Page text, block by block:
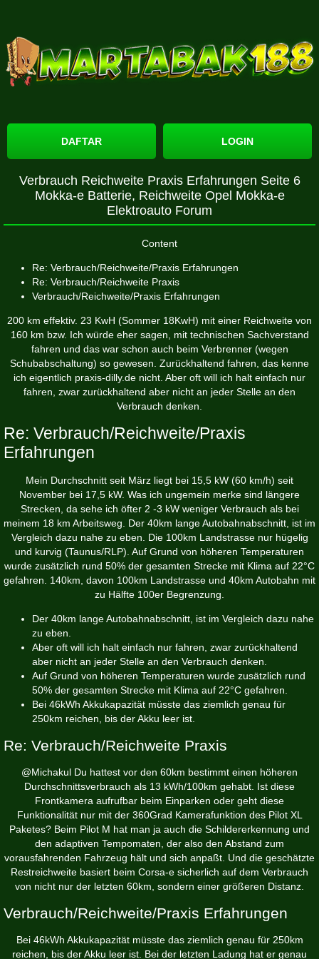
DAFTAR LOGIN
Verbrauch Reichweite Praxis Erfahrungen Seite 6
Mokka-e Batterie, Reichweite Opel Mokka-e
Elektroauto Forum
Content
Re: Verbrauch/Reichweite/Praxis Erfahrungen
Re: Verbrauch/Reichweite Praxis
Verbrauch/Reichweite/Praxis Erfahrungen
200 km effektiv. 23 KwH (Sommer 18KwH) mit einer Reichweite von
160 km bzw. Ich würde eher sagen, mit technischen Sachverstand
fahren und das war schon auch beim Verbrenner (wegen
Schubabschaltung) so gewesen. Zurückhaltend fahren, das kenne
ich eigentlich praxis-dilly.de nicht. Aber oft will ich halt einfach nur
fahren, zwar zurückhaltend aber nicht an jeder Stelle an den
Verbrauch denken.
Re: Verbrauch/Reichweite/Praxis
Erfahrungen
Mein Durchschnitt seit März liegt bei 15,5 kW (60 km/h) seit
November bei 17,5 kW. Was ich ungemein merke sind längere
Strecken, da sehe ich öfter 2 -3 kW weniger Verbrauch als bei
meinem 18 km Arbeitsweg. Der 40km lange Autobahnabschnitt, ist im
Vergleich dazu nahe zu eben. Die 100km Landstrasse nur hügelig
und kurvig (Taunus/RLP). Auf Grund von höheren Temperaturen
wurde zusätzlich rund 50% der gesamten Strecke mit Klima auf 22°C
gefahren. 140km, davon 100km Landstrasse und 40km Autobahn mit
zu Hälfte 100er Begrenzung.
Der 40km lange Autobahnabschnitt, ist im Vergleich dazu nahe
zu eben.
Aber oft will ich halt einfach nur fahren, zwar zurückhaltend
aber nicht an jeder Stelle an den Verbrauch denken.
Auf Grund von höheren Temperaturen wurde zusätzlich rund
50% der gesamten Strecke mit Klima auf 22°C gefahren.
Bei 46kWh Akkukapazität müsste das ziemlich genau für
250km reichen, bis der Akku leer ist.
Re: Verbrauch/Reichweite Praxis
@Michakul Du hattest vor den 60km bestimmt einen höheren
Durchschnittsverbrauch als 13 kWh/100km gehabt. Ist diese
Frontkamera aufrufbar beim Einparken oder geht diese
Funktionalität nur mit der 360Grad Kamerafunktion des Pilot XL
Paketes? Beim Pilot M hat man ja auch die Schildererkennung und
den adaptiven Tempomaten, der also den Abstand zum
vorausfahrenden Fahrzeug hält und sich anpaßt. Und die geschätzte
Restreichweite basiert beim Corsa-e sicherlich auf dem Verbrauch
von nicht nur der letzten 60km, sondern einer größeren Distanz.
Verbrauch/Reichweite/Praxis Erfahrungen
Bei 46kWh Akkukapazität müsste das ziemlich genau für 250km
reichen, bis der Akku leer ist. Bei der letzten Ladung hat er genau